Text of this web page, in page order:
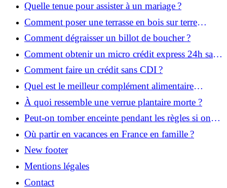
Quelle tenue pour assister à un mariage ?
Comment poser une terrasse en bois sur terre
battue ?
Comment dégraisser un billot de boucher ?
Comment obtenir un micro crédit express 24h sans
justificatif ?
Comment faire un crédit sans CDI ?
Quel est le meilleur complément alimentaire
cheveux efficace ? Notre avis dans cet article
À quoi ressemble une verrue plantaire morte ?
Peut-on tomber enceinte pendant les règles si on
prend la pilule ?
Où partir en vacances en France en famille ?
New footer
Mentions légales
Contact